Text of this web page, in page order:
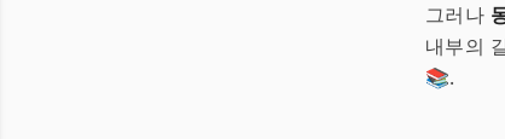
그러나
내부의
📚.